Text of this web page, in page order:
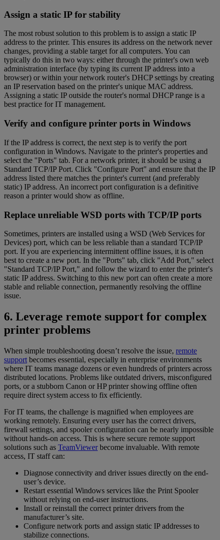
Assign a static IP for stability
The most robust solution to this problem is to assign a static IP
address to the printer. This ensures its address on the network never
changes, providing a stable target for all computers. You can
typically do this in two ways: either through the printer's own web
administration interface (by typing its current IP address into a
browser) or within your network router's DHCP settings by creating
an IP reservation based on the printer's unique MAC address.
Assigning a static IP outside the router's normal DHCP range is a
best practice for IT management.
Verify and configure printer ports in Windows
If the IP address is correct, the next step is to verify the port
configuration in Windows. Navigate to the printer's properties and
select the "Ports" tab. For a network printer, it should be using a
Standard TCP/IP Port. Click "Configure Port" and ensure that the IP
address listed there matches the printer's current (and preferably
static) IP address. An incorrect port configuration is a definitive
reason a printer would show as offline.
Replace unreliable WSD ports with TCP/IP ports
Sometimes, printers are installed using a WSD (Web Services for
Devices) port, which can be less reliable than a standard TCP/IP
port. If you are experiencing intermittent offline issues, it is often
best to create a new port. In the "Ports" tab, click "Add Port," select
"Standard TCP/IP Port," and follow the wizard to enter the printer's
static IP address. Switching to this new port can often create a more
stable and reliable connection, permanently resolving the offline
issue.
6. Leverage remote support for complex
printer problems
When simple troubleshooting doesn’t resolve the issue, remote
support becomes essential, especially in enterprise environments
where IT teams manage dozens or even hundreds of printers across
distributed locations. Problems like outdated drivers, misconfigured
ports, or a stubborn Canon or HP printer showing offline often
require direct system access to fix efficiently.
For IT teams, the challenge is magnified when employees are
working remotely. Ensuring every user has the correct drivers,
firewall settings, and spooler configuration can be nearly impossible
without hands-on access. This is where secure remote support
solutions such as TeamViewerbecome invaluable. With remote
access, IT staff can:
Diagnose connectivity and driver issues directly on the end-
user’s device.
Restart essential Windows services like the Print Spooler
without relying on end-user instructions.
Install or reinstall the correct printer drivers from the
manufacturer’s site.
Configure network ports and assign static IP addresses to
stabilize connections.